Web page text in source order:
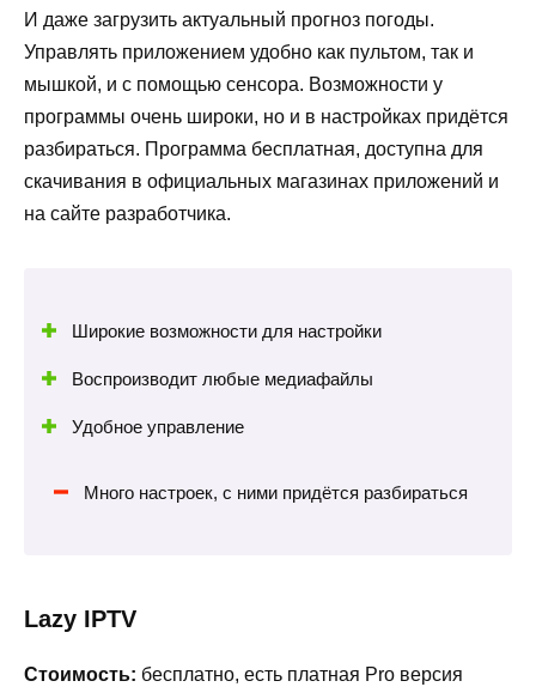
И даже загрузить актуальный прогноз погоды.
Управлять приложением удобно как пультом, так и
мышкой, и с помощью сенсора. Возможности у
программы очень широки, но и в настройках придётся
разбираться. Программа бесплатная, доступна для
скачивания в официальных магазинах приложений и
на сайте разработчика.
Широкие возможности для настройки
Воспроизводит любые медиафайлы
Удобное управление
Много настроек, с ними придётся разбираться
Lazy IPTV
Стоимость: бесплатно, есть платная Pro версия